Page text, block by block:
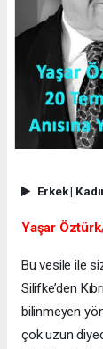
Erkek|
Yaşar
Bu vesile ile
Silifke’den
bilinmeyen
çok uzun